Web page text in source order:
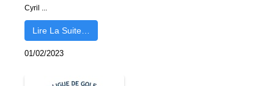
Cyril ...
Lire La Suite…
01/02/2023